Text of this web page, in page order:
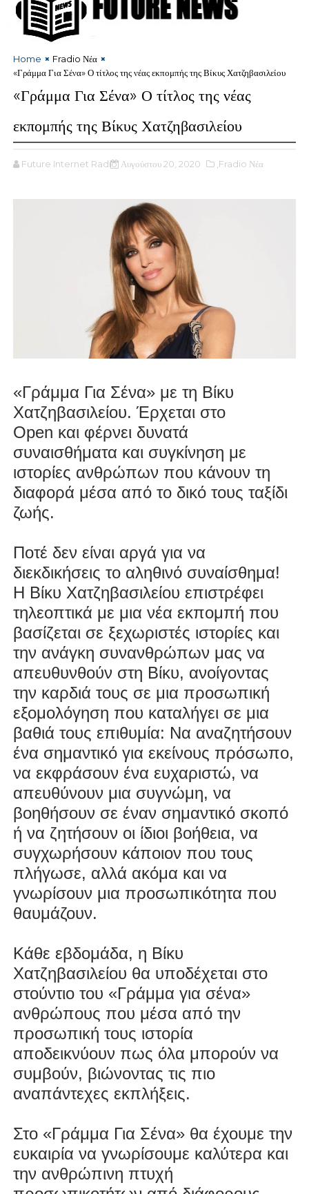
Home
Fradio Νέα
«Γράμμα Για Σένα» Ο τίτλος της νέας εκπομπής της Βίκυς Χατζηβασιλείου
«Γράμμα Για Σένα» Ο τίτλος της νέας
εκπομπής της Βίκυς Χατζηβασιλείου
Future Internet Radio Αυγούστου 20, 2020 ,Fradio Νέα
«Γράμμα Για Σένα» με τη Βίκυ
Χατζηβασιλείου. Έρχεται στο
Open και φέρνει δυνατά
συναισθήματα και συγκίνηση με
ιστορίες ανθρώπων που κάνουν τη
διαφορά μέσα από το δικό τους ταξίδι
ζωής.
Ποτέ δεν είναι αργά για να
διεκδικήσεις το αληθινό συναίσθημα!
Η Βίκυ Χατζηβασιλείου επιστρέφει
τηλεοπτικά με μια νέα εκπομπή που
βασίζεται σε ξεχωριστές ιστορίες και
την ανάγκη συνανθρώπων μας να
απευθυνθούν στη Βίκυ, ανοίγοντας
την καρδιά τους σε μια προσωπική
εξομολόγηση που καταλήγει σε μια
βαθιά τους επιθυμία: Να αναζητήσουν
ένα σημαντικό για εκείνους πρόσωπο,
να εκφράσουν ένα ευχαριστώ, να
απευθύνουν μια συγνώμη, να
βοηθήσουν σε έναν σημαντικό σκοπό
ή να ζητήσουν οι ίδιοι βοήθεια, να
συγχωρήσουν κάποιον που τους
πλήγωσε, αλλά ακόμα και να
γνωρίσουν μια προσωπικότητα που
θαυμάζουν.
Κάθε εβδομάδα, η Βίκυ
Χατζηβασιλείου θα υποδέχεται στο
στούντιο του «Γράμμα για σένα»
ανθρώπους που μέσα από την
προσωπική τους ιστορία
αποδεικνύουν πως όλα μπορούν να
συμβούν, βιώνοντας τις πιο
αναπάντεχες εκπλήξεις.
Στο «Γράμμα Για Σένα» θα έχουμε την
ευκαιρία να γνωρίσουμε καλύτερα και
την ανθρώπινη πτυχή